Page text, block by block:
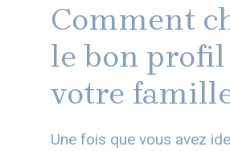
Comment
le bon
votre
Une fois que vous avez